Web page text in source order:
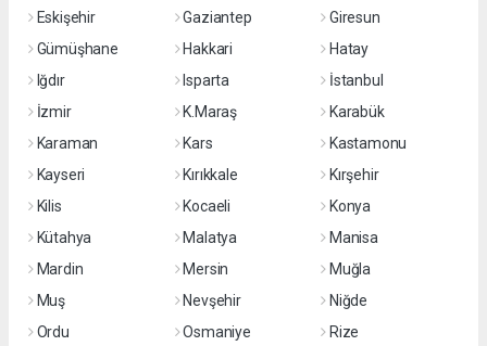
Eskişehir
Gaziantep
Giresun
Gümüşhane
Hakkari
Hatay
Iğdır
Isparta
İstanbul
İzmir
K.Maraş
Karabük
Karaman
Kars
Kastamonu
Kayseri
Kırıkkale
Kırşehir
Kilis
Kocaeli
Konya
Kütahya
Malatya
Manisa
Mardin
Mersin
Muğla
Muş
Nevşehir
Niğde
Ordu
Osmaniye Rize